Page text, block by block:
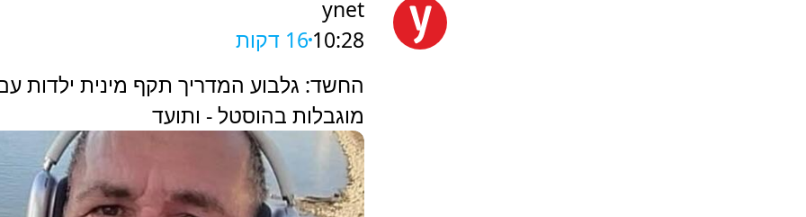
ynet
10:28 16 דקות
החשד: גלבוע המדריך תקף מינית ילדות
מוגבלות בהוסטל - ותועד